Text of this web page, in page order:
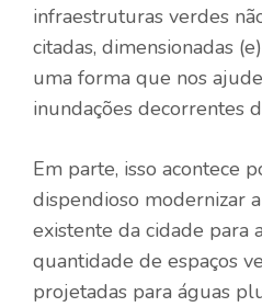
infraestruturas verdes
citadas, dimensionadas
uma forma que nos
inundações decorrentes
Em parte, isso acontece
dispendioso modernizar
existente da cidade para
quantidade de espaços
projetadas para águas